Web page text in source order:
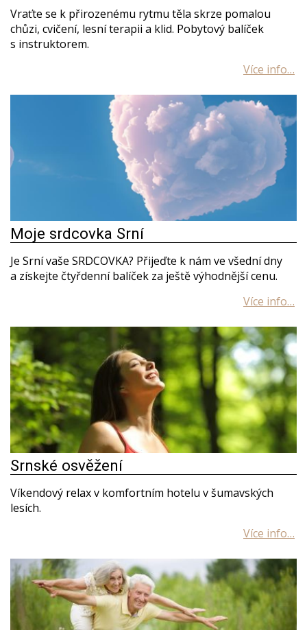
Vraťte se k přirozenému rytmu těla skrze pomalou
chůzi, cvičení, lesní terapii a klid. Pobytový balíček
s instruktorem.
Moje srdcovka Srní
Je Srní vaše SRDCOVKA? Přijeďte k nám ve všední dny
a získejte čtyřdenní balíček za ještě výhodnější cenu.
Srnské osvěžení
Víkendový relax v komfortním hotelu v šumavských
lesích.